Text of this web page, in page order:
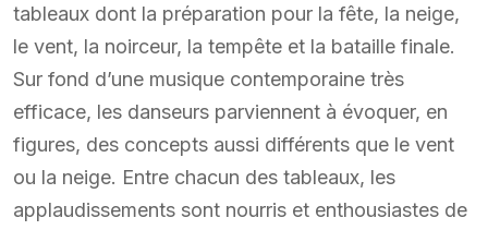
tableaux dont la préparation pour la fête, la neige,
le vent, la noirceur, la tempête et la bataille finale.
Sur fond d’une musique contemporaine très
efficace, les danseurs parviennent à évoquer, en
figures, des concepts aussi différents que le vent
ou la neige. Entre chacun des tableaux, les
applaudissements sont nourris et enthousiastes de